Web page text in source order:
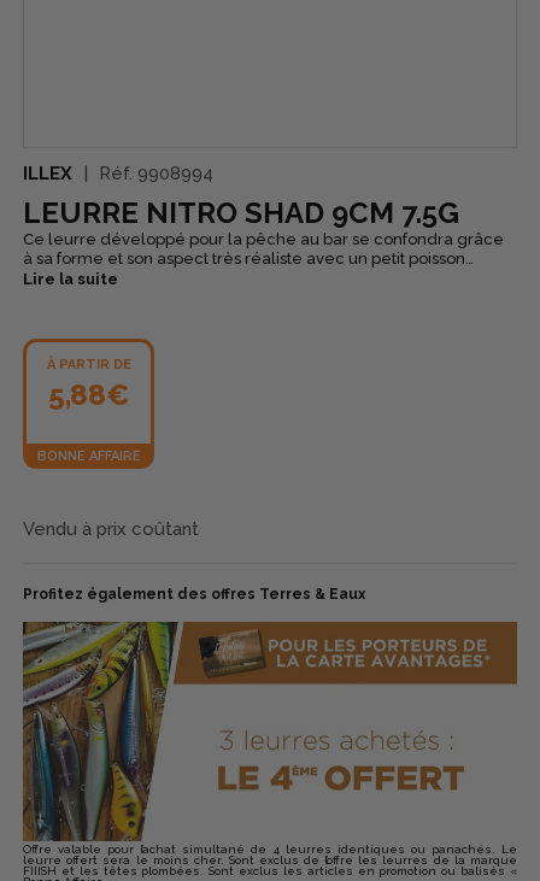
ILLEX Réf. 9908994
LEURRE NITRO SHAD 9CM 7.5G
Ce leurre développé pour la pêche au bar se confondra grâce
à sa forme et son aspect très réaliste avec un petit poisson
fourrage.
Lire la suite
À PARTIR DE
5,88€
BONNE AFFAIRE
Vendu à prix coûtant
Profitez également des offres Terres & Eaux
Offre valable pour l’achat simultané de 4 leurres identiques ou panachés. Le
leurre offert sera le moins cher. Sont exclus de l’offre les leurres de la marque
FIIISH et les têtes plombées. Sont exclus les articles en promotion ou balisés «